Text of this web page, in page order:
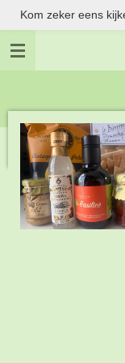
Ga
naar
Kom zeker eens